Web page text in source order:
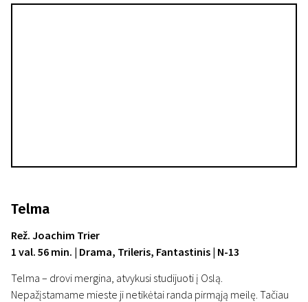
Telma
Rež. Joachim Trier
1 val. 56 min. | Drama, Trileris, Fantastinis | N-13
Telma – drovi mergina, atvykusi studijuoti į Oslą.
Nepažįstamame mieste ji netikėtai randa pirmąją meilę. Tačiau